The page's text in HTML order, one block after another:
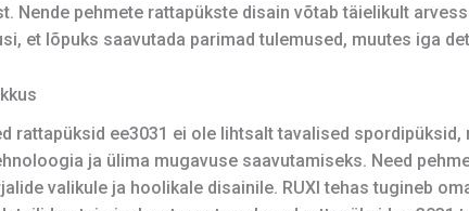
Nende pehmete rattapükste disain võtab täielikult
et lõpuks saavutada parimad tulemused, muutes iga
rattapüksid ee3031 ei ole lihtsalt tavalised spordipüksid,
ja ülima mugavuse saavutamiseks. Need
valikule ja hoolikale disainile. RUXI tehas tugineb